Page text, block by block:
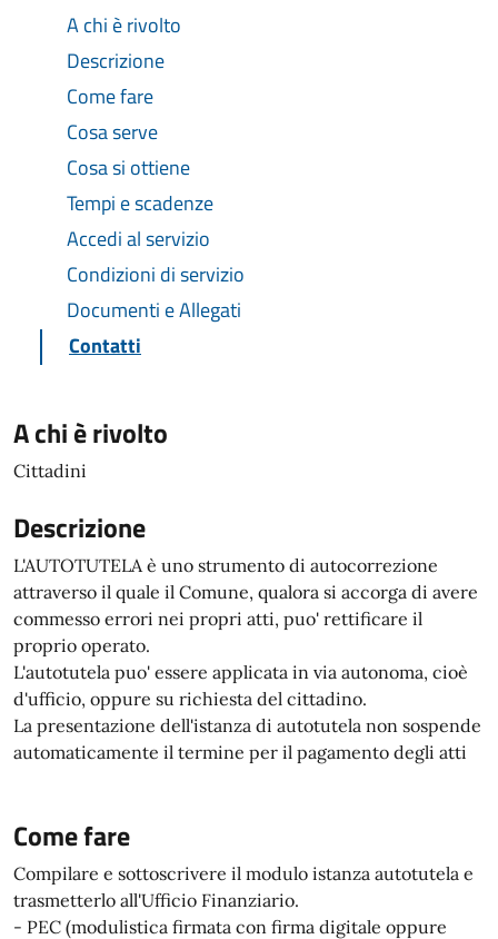
A chi è rivolto
Descrizione
Come fare
Cosa serve
Cosa si ottiene
Tempi e scadenze
Accedi al servizio
Condizioni di servizio
Documenti e Allegati
Contatti
A chi è rivolto
Cittadini
Descrizione
L'AUTOTUTELA è uno strumento di autocorrezione
attraverso il quale il Comune, qualora si accorga di avere
commesso errori nei propri atti, puo' rettificare il
proprio operato.
L'autotutela puo' essere applicata in via autonoma, cioè
d'ufficio, oppure su richiesta del cittadino.
La presentazione dell'istanza di autotutela non sospende
automaticamente il termine per il pagamento degli atti
Come fare
Compilare e sottoscrivere il modulo istanza autotutela e
trasmetterlo all'Ufficio Finanziario.
- PEC (modulistica firmata con firma digitale oppure